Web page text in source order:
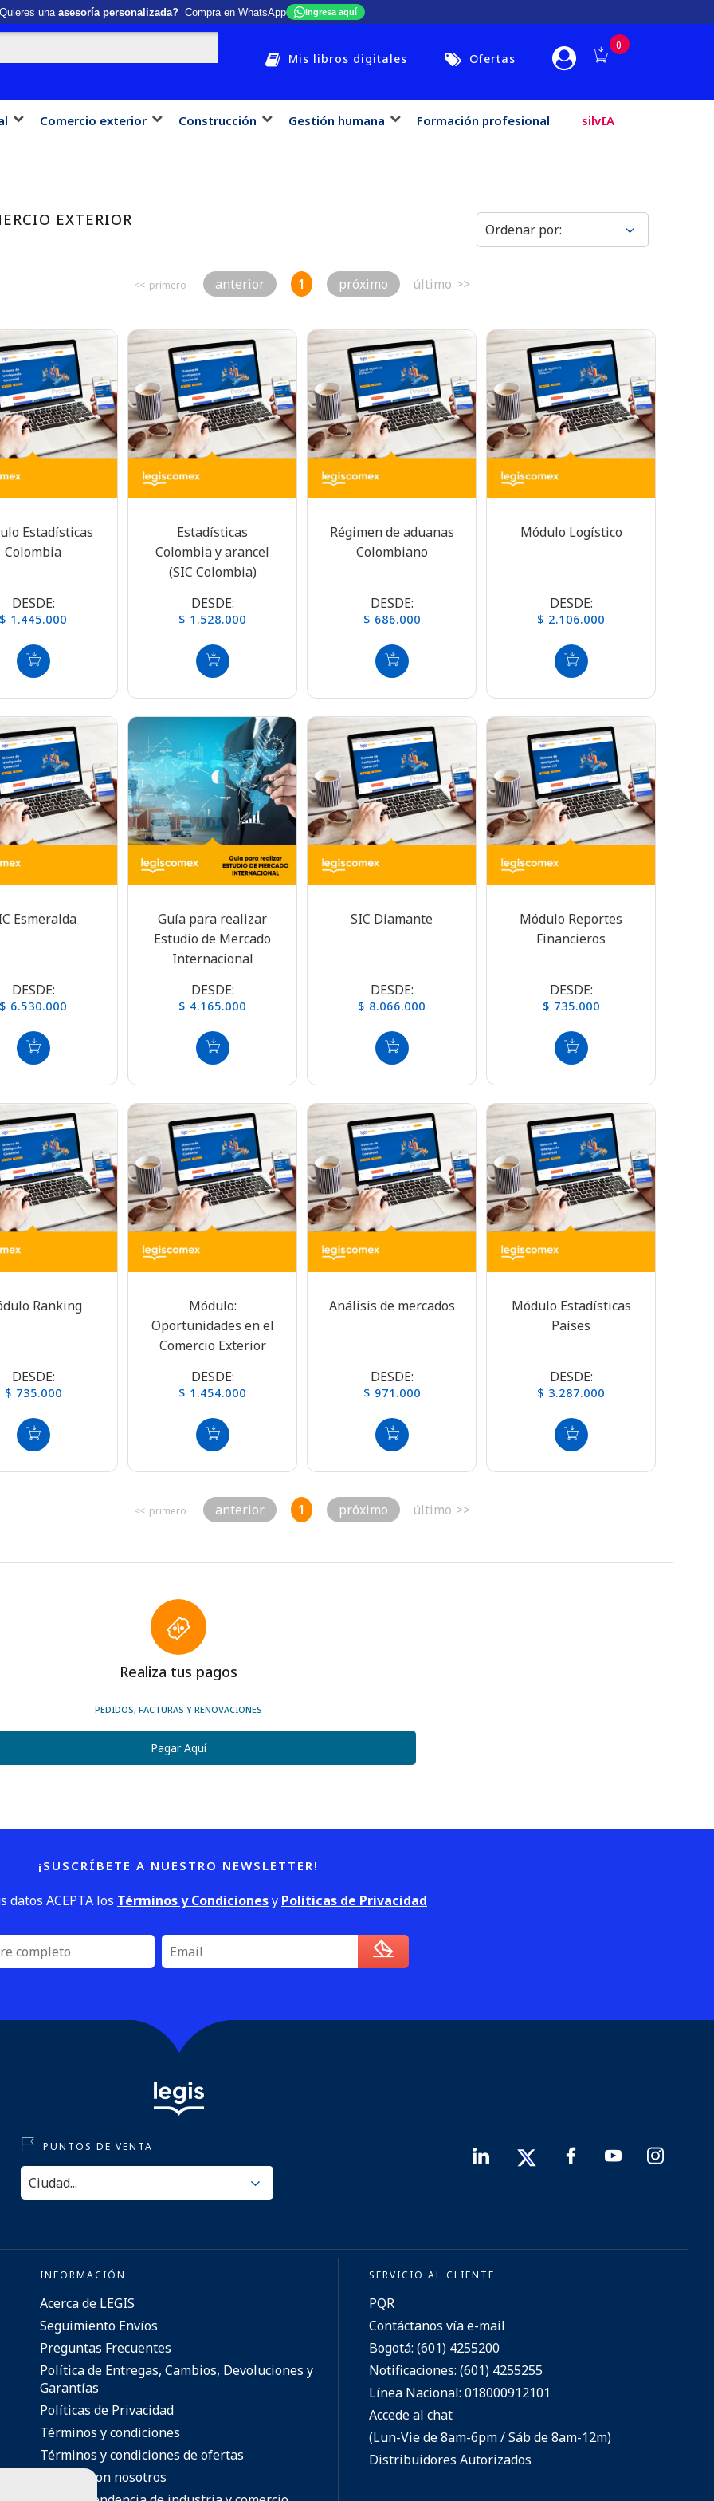
una asesoría personalizada?Compra en WhatsApp Ingresa aquí
Mis libros digitales Ofertas
0
Comercio exterior Construcción Gestión humana Formación profesional silvIA
EXTERIOR
Anterior 1 Próximo último
Estadísticas
Colombia
DESDE:
$ 1.445.000
Estadísticas
Colombia y arancel
(SIC Colombia)
DESDE:
$ 1.528.000
Régimen de aduanas
Colombiano
DESDE:
$ 686.000
Módulo Logístico
DESDE:
$ 2.106.000
Esmeralda
DESDE:
$ 6.530.000
Guía para realizar
Estudio de Mercado
Internacional
DESDE:
$ 4.165.000
SIC Diamante
DESDE:
$ 8.066.000
Módulo Reportes
Financieros
DESDE:
$ 735.000
Ranking
DESDE:
$ 735.000
Módulo:
Oportunidades en el
Comercio Exterior
DESDE:
$ 1.454.000
Análisis de mercados
DESDE:
$ 971.000
Módulo Estadísticas
Países
DESDE:
$ 3.287.000
Anterior 1 Próximo último
Realiza tus pagos
PEDIDOS, FACTURAS Y RENOVACIONES
Pagar Aquí
¡SUSCRÍBETE A NUESTRO NEWSLETTER!
datos ACEPTA los Términos y Condicionesy Políticas de Privacidad
PUNTOS DE VENTA
INFORMACIÓN
Acerca de LEGIS
Seguimiento Envíos
Preguntas Frecuentes
Política de Entregas, Cambios, Devoluciones y
Garantías
Políticas de Privacidad
Términos y condiciones
Términos y condiciones de ofertas
Trabaja con nosotros
SERVICIO AL CLIENTE
PQR
Contáctanos vía e-mail
Bogotá: (601) 4255200
Notificaciones: (601) 4255255
Línea Nacional: 018000912101
Accede al chat
(Lun-Vie de 8am-6pm / Sáb de 8am-12m)
Distribuidores Autorizados